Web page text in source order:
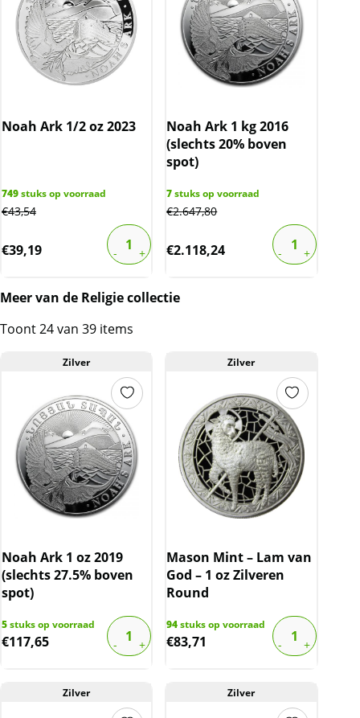
Noah Ark 1/2 oz 2023
749stuks op voorraad
€43,54
€39,19
Noah Ark 1 kg 2016
(slechts 20% boven
spot)
7stuks op voorraad
€2.647,80
€2.118,24
Meer van de Religie collectie
Toont 24 van 39 items
Zilver
Noah Ark 1 oz 2019
(slechts 27.5% boven
spot)
5stuks op voorraad
€117,65
Zilver
Mason Mint – Lam van
God – 1 oz Zilveren
Round
94stuks op voorraad
€83,71
Zilver Zilver